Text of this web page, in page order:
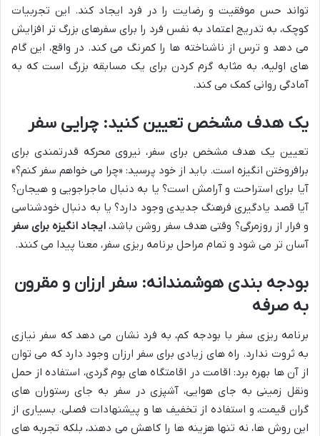
تواند حس موفقیت و رضایت را در فرد ایجاد کند. این تجربیات
کوچک، به تدریج اعتماد به نفس فرد را برای سفرهای بزرگ تر افزایش
می دهد و ترس از ناشناخته ها را کمرنگ می کند. در واقع، این گام
های اولیه، به مثابه گرم کردن برای یک مسابقه بزرگ است که به
آمادگی روانی کمک می کند.
یک هدف مشخص تعیین کنید: چرایی سفر
تعیین یک هدف مشخص برای سفر، نیروی محرکه قدرتمندی برای
برافروختن انگیزه است. باید از خود پرسید: «چرا می خواهم سفر کنم؟»
آیا برای استراحت و آرامش است؟ یا به دنبال ماجراجویی و هیجان؟
آیا قصد یادگیری فرهنگ جدیدی وجود دارد؟ یا به دنبال خودشناسی
و فرار از روزمرگی؟ وقتی هدف سفر روشن باشد،ایجاد انگیزه برای سفر
آسان تر می شود و تمام مراحل برنامه ریزی سفر، معنا پیدا می کنند.
بودجه بندی هوشمندانه: سفر ارزان و مقرون
به صرفه
برنامه ریزی سفر با بودجه کم، به فرد نشان می دهد که سفر نیازی
به ثروت ندارد. راه های زیادی برای سفر ارزان وجود دارد که می توان
از آن ها بهره برد: اقامت در اقامتگاه های بوم گردی، استفاده از حمل
ونقل زمینی به جای هوایی، آشپزی در سفر به جای رستوران های
گران قیمت، و استفاده از تخفیف ها و پیشنهادات فصلی. بسیاری از
این روش ها، نه تنها هزینه ها را کاهش می دهند، بلکه تجربه های